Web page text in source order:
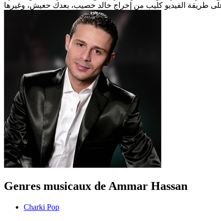
Genres musicaux de Ammar Hassan
Charki Pop